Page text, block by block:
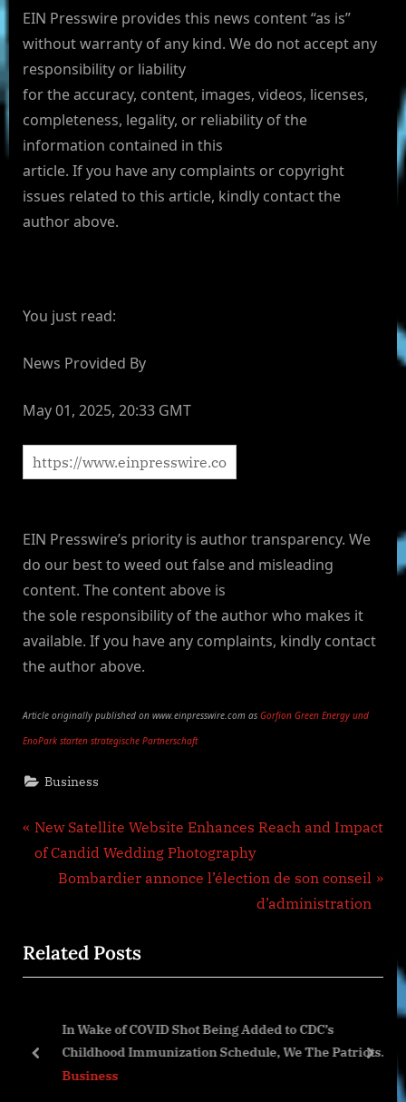
EIN Presswire provides this news content “as is”
without warranty of any kind. We do not accept any
responsibility or liability
for the accuracy, content, images, videos, licenses,
completeness, legality, or reliability of the
information contained in this
article. If you have any complaints or copyright
issues related to this article, kindly contact the
author above.
You just read:
News Provided By
May 01, 2025, 20:33 GMT
EIN Presswire’s priority is author transparency. We
do our best to weed out false and misleading
content. The content above is
the sole responsibility of the author who makes it
available. If you have any complaints, kindly contact
the author above.
Article originally published on www.einpresswire.com as Gorfion Green Energy und
EnoPark starten strategische Partnerschaft
Business
Post
navigation
P
r
o
u
o
New Satellite Website Enhances Reach and Impact
of Candid Wedding Photography
N
t
P
s
t
:
Bombardier annonce l’élection de son conseil
d’administration
Related Posts
In Wake of COVID Shot Being Added to CDC’s
Childhood Immunization Schedule, We The Patriots
USA Seeks to Make Vaccination Status Discrimination
Business
prev next